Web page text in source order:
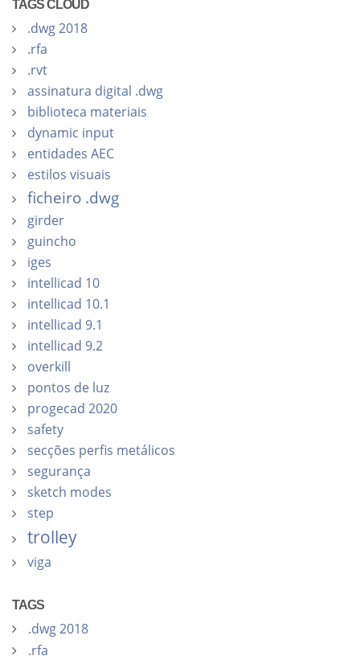
TAGS CLOUD
.dwg 2018
.rfa
.rvt
assinatura digital .dwg
biblioteca materiais
dynamic input
entidades AEC
estilos visuais
ficheiro .dwg
girder
guincho
iges
intellicad 10
intellicad 10.1
intellicad 9.1
intellicad 9.2
overkill
pontos de luz
progecad 2020
safety
secções perfis metálicos
segurança
sketch modes
step
trolley
viga
TAGS
.dwg 2018
.rfa